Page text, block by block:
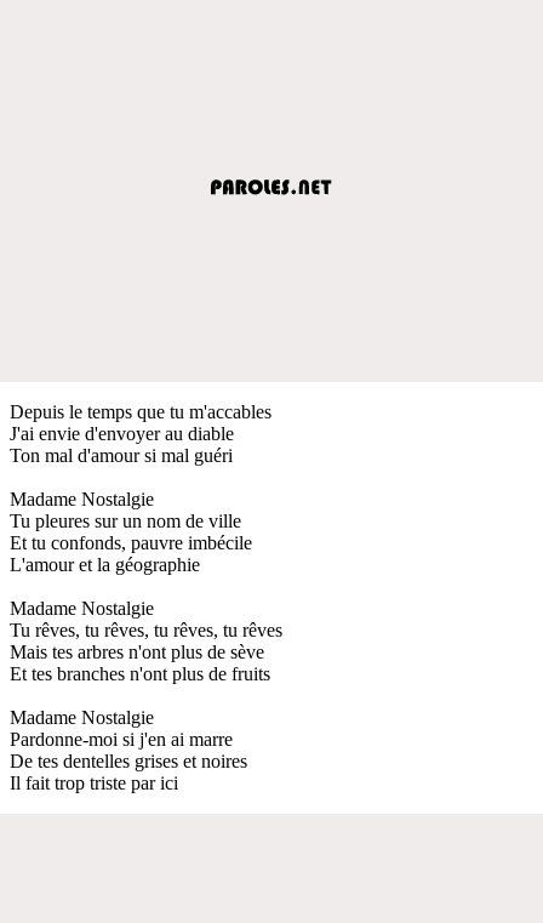
Depuis le temps que tu m'accables
J'ai envie d'envoyer au diable
Ton mal d'amour si mal guéri
Madame Nostalgie
Tu pleures sur un nom de ville
Et tu confonds, pauvre imbécile
L'amour et la géographie
Madame Nostalgie
Tu rêves, tu rêves, tu rêves, tu rêves
Mais tes arbres n'ont plus de sève
Et tes branches n'ont plus de fruits
Madame Nostalgie
Pardonne-moi si j'en ai marre
De tes dentelles grises et noires
Il fait trop triste par ici